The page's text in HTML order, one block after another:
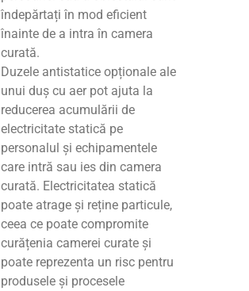
îndepărtați în mod eficient
înainte de a intra în camera
curată.
Duzele antistatice opționale ale
unui duș cu aer pot ajuta la
reducerea acumulării de
electricitate statică pe
personalul și echipamentele
care intră sau ies din camera
curată. Electricitatea statică
poate atrage și reține particule,
ceea ce poate compromite
curățenia camerei curate și
poate reprezenta un risc pentru
produsele și procesele